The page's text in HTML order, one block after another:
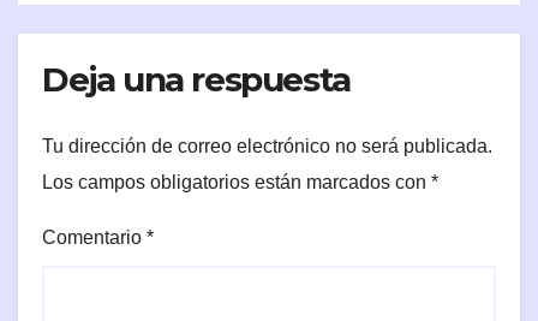
Deja una respuesta
Tu dirección de correo electrónico no será publicada.
Los campos obligatorios están marcados con *
Comentario *